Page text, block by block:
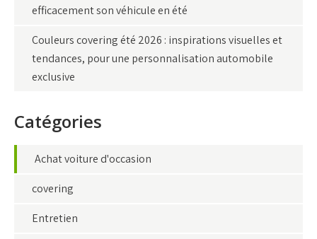
efficacement son véhicule en été
Couleurs covering été 2026 : inspirations visuelles et
tendances, pour une personnalisation automobile
exclusive
Catégories
Achat voiture d'occasion
covering
Entretien